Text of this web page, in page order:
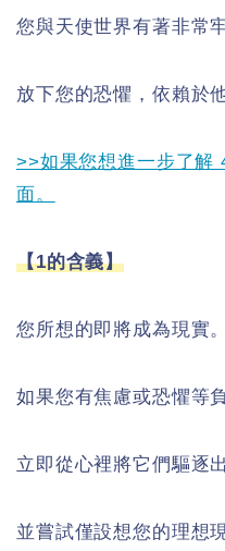
您與天使世界有著非常
放下您的恐懼，依賴於
>>如果您想進一步了解
面。
【1的含義】
您所想的即將成為現實。
如果您有焦慮或恐懼等
立即從心裡將它們驅逐
並嘗試僅設想您的理想